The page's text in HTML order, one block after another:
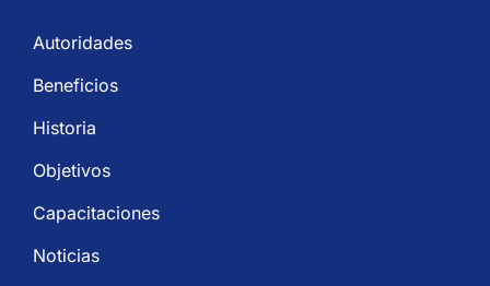
Autoridades
Beneficios
Historia
Objetivos
Capacitaciones
Noticias